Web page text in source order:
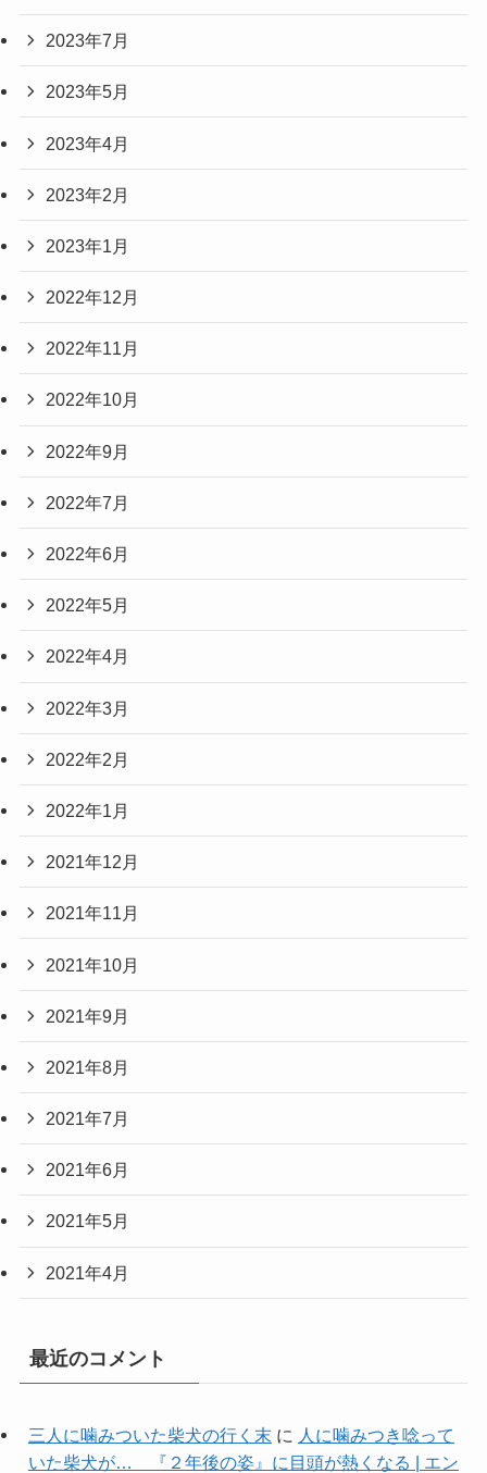
2023年7月
2023年5月
2023年4月
2023年2月
2023年1月
2022年12月
2022年11月
2022年10月
2022年9月
2022年7月
2022年6月
2022年5月
2022年4月
2022年3月
2022年2月
2022年1月
2021年12月
2021年11月
2021年10月
2021年9月
2021年8月
2021年7月
2021年6月
2021年5月
2021年4月
最近のコメント
三人に噛みついた柴犬の行く末 に 人に噛みつき唸って
いた柴犬が… 『２年後の姿』に目頭が熱くなる | エン